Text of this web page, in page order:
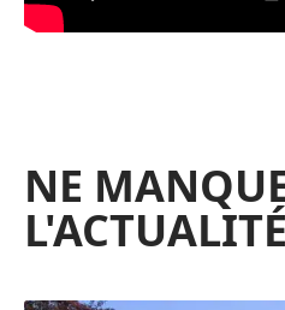
NE
L'ACTUALITÉ